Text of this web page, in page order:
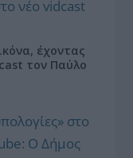
έχοντας
τον Παύλο